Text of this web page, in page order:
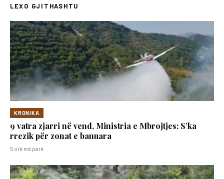
LEXO GJITHASHTU
KRONIKA
9 vatra zjarri në vend, Ministria e Mbrojtjes: S’ka
rrezik për zonat e banuara
5 orë më parë